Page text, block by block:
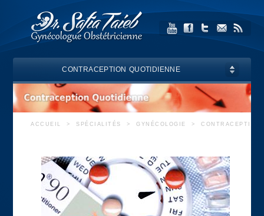
CONTRACEPTION QUOTIDIENNE
ACCUEIL > SPÉCIALITÉS > GYNÉCOLOGIE > CONTRACEPTION